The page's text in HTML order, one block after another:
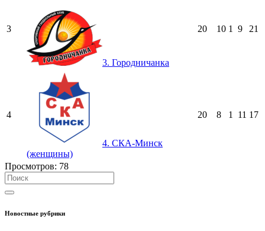
3
3. Городничанка
20 10 1 9 21
4
4. СКА-Минск
(женщины)
20 8 1 11 17
Просмотров: 78
Новостные рубрики